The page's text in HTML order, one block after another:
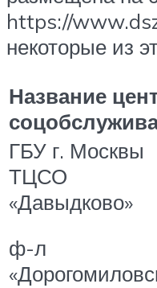
https://
некоторые из
Название
ГБУ г. Москвы
ТЦСО
«Давыдково»
ф-л